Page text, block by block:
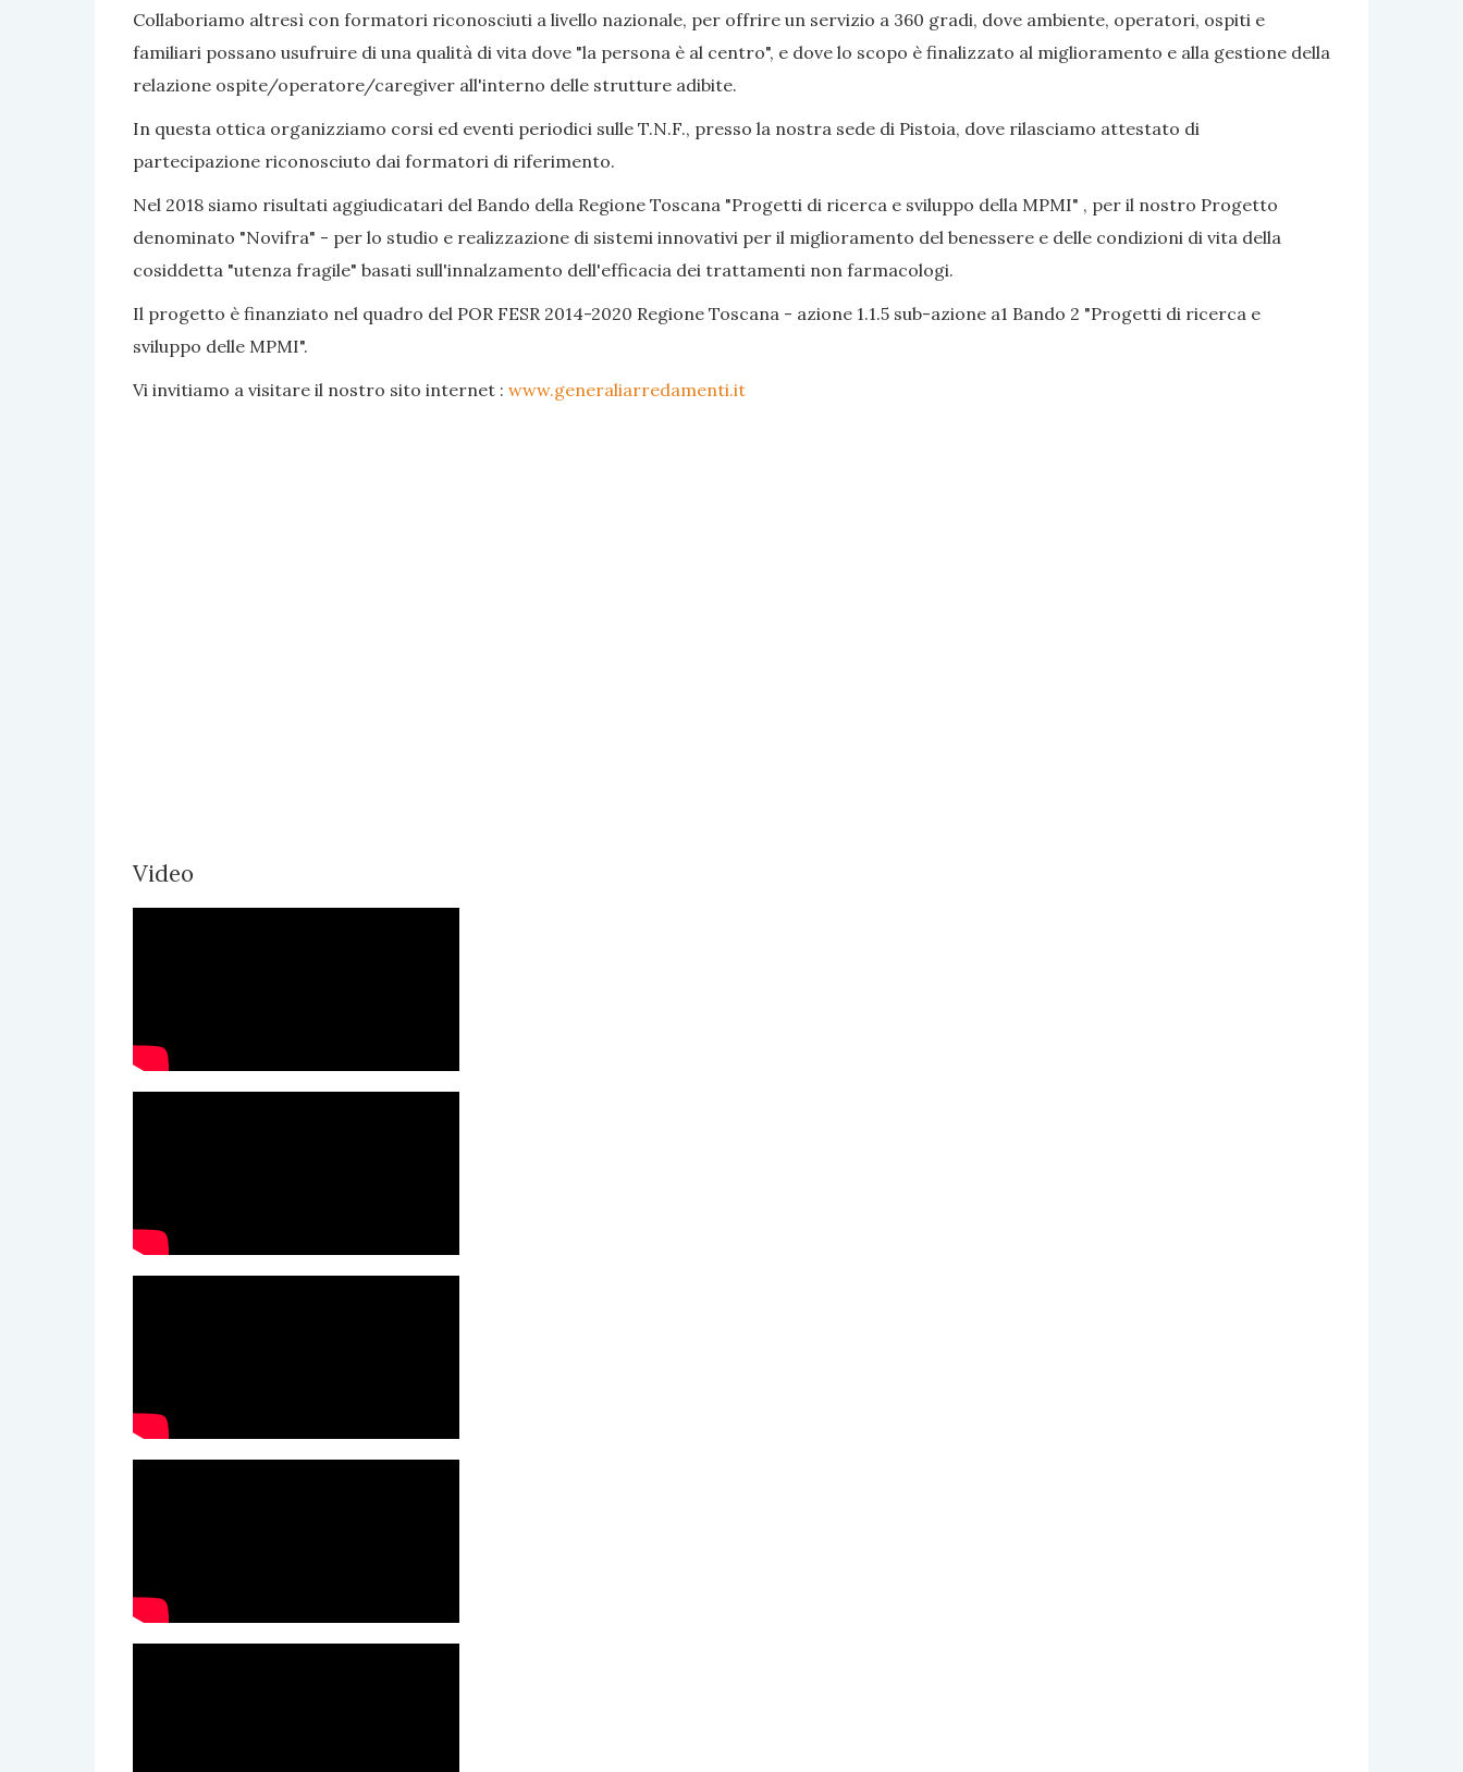
Collaboriamo altresì con formatori riconosciuti a livello nazionale, per offrire un servizio a 360 gradi, dove ambiente, operatori, ospiti e
familiari possano usufruire di una qualità di vita dove "la persona è al centro", e dove lo scopo è finalizzato al miglioramento e alla gestione della
relazione ospite/operatore/caregiver all'interno delle strutture adibite.
In questa ottica organizziamo corsi ed eventi periodici sulle T.N.F., presso la nostra sede di Pistoia, dove rilasciamo attestato di
partecipazione riconosciuto dai formatori di riferimento.
Nel 2018 siamo risultati aggiudicatari del Bando della Regione Toscana "Progetti di ricerca e sviluppo della MPMI" , per il nostro Progetto
denominato "Novifra" - per lo studio e realizzazione di sistemi innovativi per il miglioramento del benessere e delle condizioni di vita della
cosiddetta "utenza fragile" basati sull'innalzamento dell'efficacia dei trattamenti non farmacologi.
Il progetto è finanziato nel quadro del POR FESR 2014-2020 Regione Toscana - azione 1.1.5 sub-azione a1 Bando 2 "Progetti di ricerca e
sviluppo delle MPMI".
Vi invitiamo a visitare il nostro sito internet : www.generaliarredamenti.it
Video